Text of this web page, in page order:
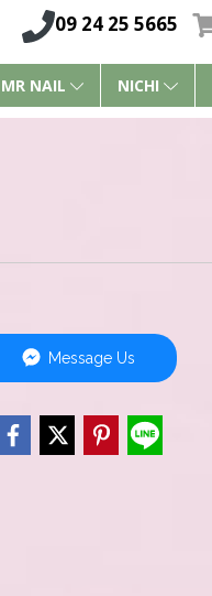
09 24 25 5665
MR NAIL NICHI
Message Us